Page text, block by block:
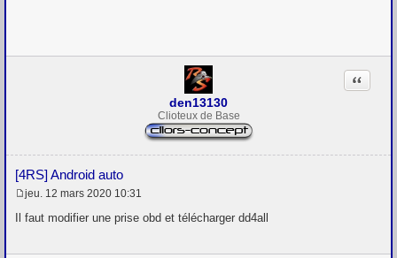
den13130
Clioteux de Base
[4RS] Android auto
Citation
M
e
a
jeu. 12 mars 2020 10:31
Il faut modifier une prise obd et télécharger dd4all